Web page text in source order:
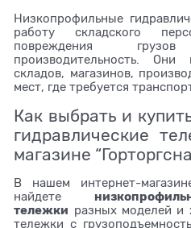
Низкопрофильные
работу складского
повреждения
производительность.
складов, магазинов,
мест, где требуется
Как выбрать и
гидравлические
магазине
В нашем интернет-
найдете
тележки разных моделей и
тележки с